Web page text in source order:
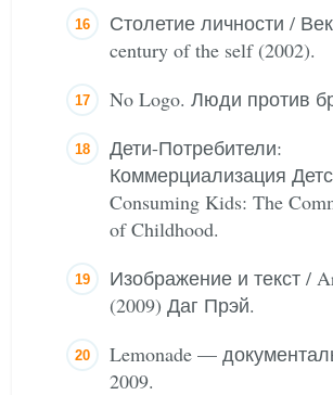
Столетие личности /
century of the self (2002).
No Logo. Люди против
Дети-Потребители:
Коммерциализация
Consuming Kids: The
of Childhood.
Изображение и текст /
(2009) Даг Прэй.
Lemonade —
2009.